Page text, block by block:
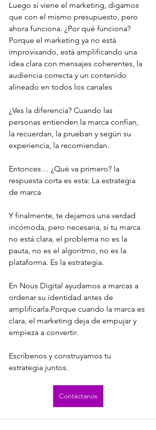
Luego sí viene el marketing, digamos
que con el mismo presupuesto, pero
ahora funciona. ¿Por qué funciona?
Porque el marketing ya no está
improvisando, está amplificando una
idea clara con mensajes coherentes, la
audiencia correcta y un contenido
alineado en todos los canales
¿Ves la diferencia? Cuando las
personas entienden la marca confían,
la recuerdan, la prueban y según su
experiencia, la recomiendan.
Entonces… ¿Qué va primero? la
respuesta corta es esta: La estrategia
de marca
Y finalmente, te dejamos una verdad
incómoda, pero necesaria, si tu marca
no está clara, el problema no es la
pauta, no es el algoritmo, no es la
plataforma. Es la estrategia.
En Nous Digital ayudamos a marcas a
ordenar su identidad antes de
amplificarla.Porque cuando la marca es
clara, el marketing deja de empujar y
empieza a convertir.
Escríbenos y construyamos tu
estrategia juntos.
Contáctanos